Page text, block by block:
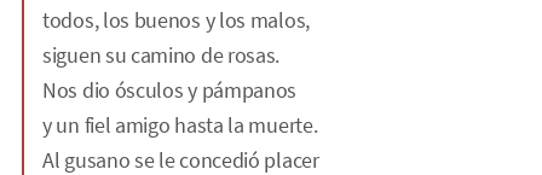
todos, los buenos y los malos,
siguen su camino de rosas.
Nos dio ósculos y pámpanos
y un fiel amigo hasta la muerte.
Al gusano se le concedió placer